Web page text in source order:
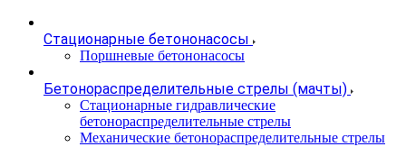
Стационарные бетононасосы
Поршневые бетононасосы
Бетонораспределительные стрелы (мачты)
Стационарные гидравлические
бетонораспределительные стрелы
Механические бетонораспределительные стрелы